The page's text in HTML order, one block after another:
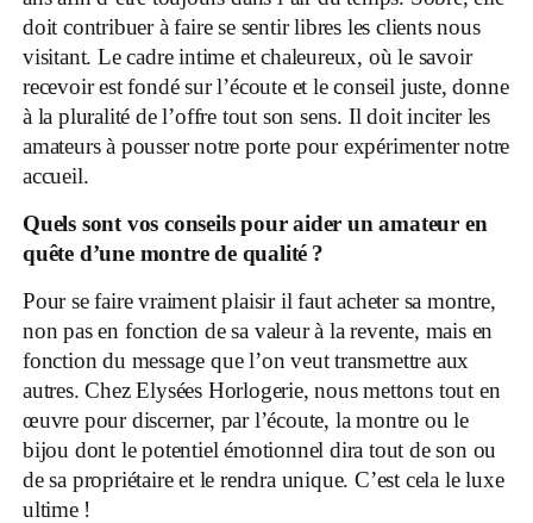
doit contribuer à faire se sentir libres les clients nous
visitant. Le cadre intime et chaleureux, où le savoir
recevoir est fondé sur l’écoute et le conseil juste, donne
à la pluralité de l’offre tout son sens. Il doit inciter les
amateurs à pousser notre porte pour expérimenter notre
accueil.
Quels sont vos conseils pour aider un amateur en
quête d’une montre de qualité ?
Pour se faire vraiment plaisir il faut acheter sa montre,
non pas en fonction de sa valeur à la revente, mais en
fonction du message que l’on veut transmettre aux
autres. Chez Elysées Horlogerie, nous mettons tout en
œuvre pour discerner, par l’écoute, la montre ou le
bijou dont le potentiel émotionnel dira tout de son ou
de sa propriétaire et le rendra unique. C’est cela le luxe
ultime !